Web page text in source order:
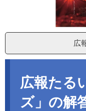
広
広報たる
ズ」の解